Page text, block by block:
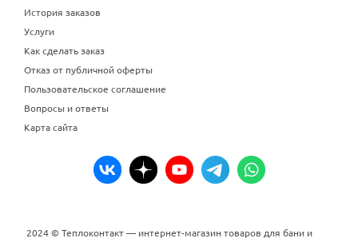
История заказов
Услуги
Как сделать заказ
Отказ от публичной оферты
Пользовательское соглашение
Вопросы и ответы
Карта сайта
2024 © Теплоконтакт — интернет-магазин товаров для бани и